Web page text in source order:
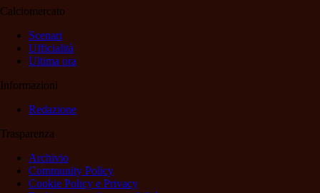
Calciomercato
Scenari
Ufficialità
Ultima ora
Informazioni
Redazione
Trasparenza
Archivio
Community Policy
Cookie Policy e Privacy